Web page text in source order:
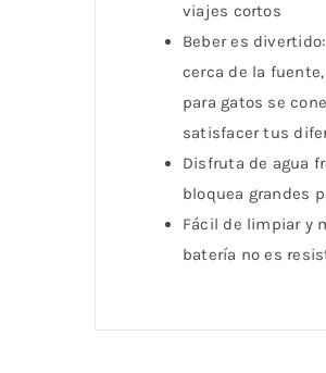
viajes cortos
Beber es
cerca de la
para gatos se
satisfacer tus
Disfruta de agua
bloquea grandes
Fácil de limpiar y
batería no es